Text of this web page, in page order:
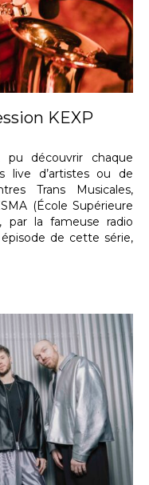
KEXP
pu découvrir chaque
live d’artistes ou de
Trans Musicales,
(École Supérieure
par la fameuse radio
de cette série,